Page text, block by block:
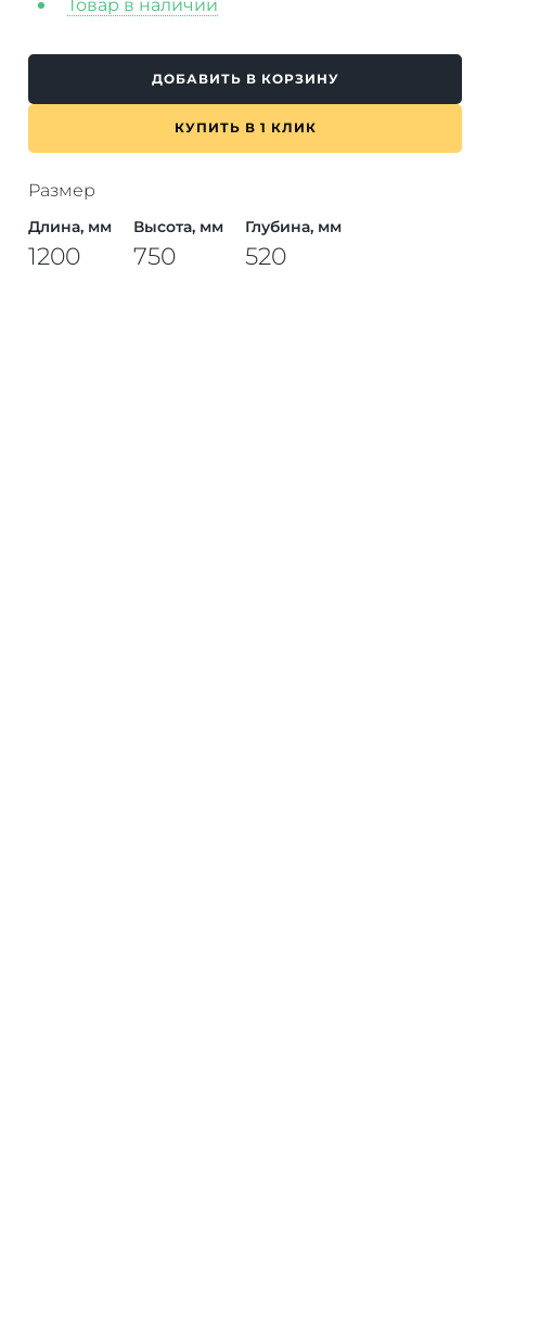
Товар в наличии
ДОБАВИТЬ В КОРЗИНУ
КУПИТЬ В 1 КЛИК
Размер
Длина, мм
1200
Высота, мм
750
Глубина, мм
520